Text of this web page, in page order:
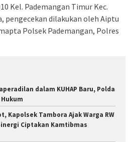
Kel. Pademangan Timur Kec.
pengecekan dilakukan oleh Aiptu
Polsek Pademangan, Polres
dalam KUHAP Baru, Polda
Kapolsek Tambora Ajak Warga RW
Ciptakan Kamtibmas